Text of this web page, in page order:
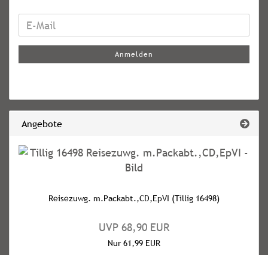
WEITER
ZUR
ANMELDUNG
E-
Anmelden
Angebote
Reisezuwg. m.Packabt.,CD,EpVI (Tillig 16498)
UVP 68,90 EUR
Nur 61,99 EUR